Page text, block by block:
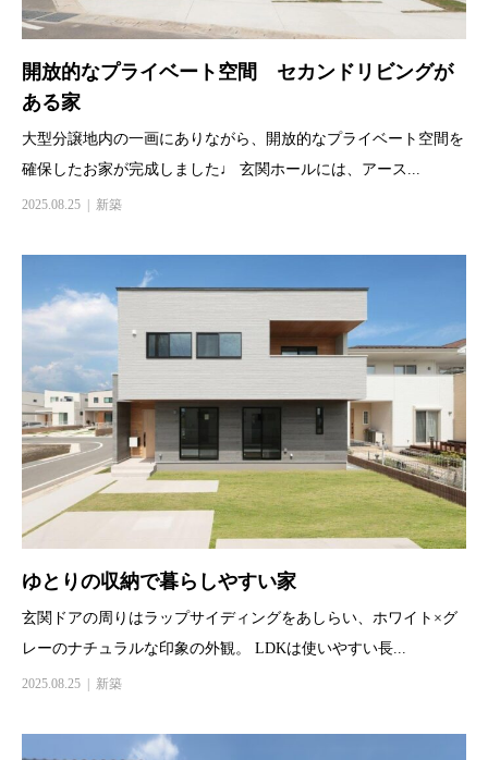
開放的なプライベート空間 セカンドリビングが
ある家
大型分譲地内の一画にありながら、開放的なプライベート空間を
確保したお家が完成しました♩ 玄関ホールには、アース...
2025.08.25 新築
ゆとりの収納で暮らしやすい家
玄関ドアの周りはラップサイディングをあしらい、ホワイト×グ
レーのナチュラルな印象の外観。 LDKは使いやすい長...
2025.08.25 新築